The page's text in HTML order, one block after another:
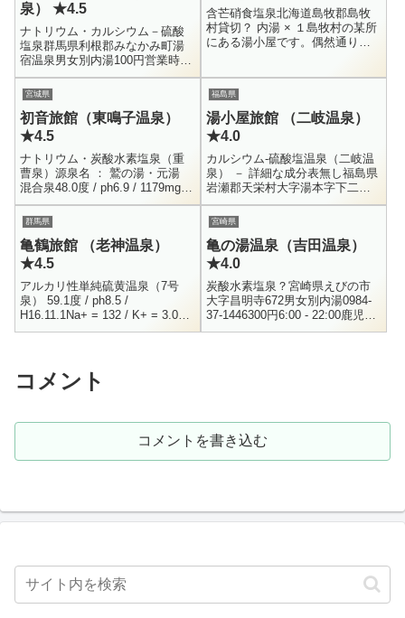
泉） ★4.5
ナトリウム・カルシウム－硫酸
塩泉群馬県利根郡みなかみ町湯
宿温泉男女別内湯100円営業時間
不定期（鍵が開いていれば入れ
る）湯宿温泉に4箇所ある共同浴
場のひとつです。湯宿温泉のメ
イン...
含芒硝食塩泉北海道島牧郡島牧
村貸切？ 内湯 × １島牧村の某所
にある湯小屋です。偶然通りが
た、...
宮城県
初音旅館（東鳴子温泉）
★4.5
ナトリウム・炭酸水素塩泉（重
曹泉）源泉名 ： 鷲の湯・元湯
混合泉48.0度 / ph6.9 / 1179mg宮
城県玉造郡鳴子町御殿湯駅前混
浴内湯 ・ 貸切内湯0229-83-21...
福島県
湯小屋旅館 （二岐温泉）
★4.0
カルシウム-硫酸塩温泉（二岐温
泉） － 詳細な成分表無し福島県
岩瀬郡天栄村大字湯本字下二俣
22-70248-84-2210男女別内湯500
円10:00 - 16:00（平日休業）温...
群馬県
亀鶴旅館 （老神温泉）
★4.5
アルカリ性単純硫黄温泉（7号
泉） 59.1度 / ph8.5 /
H16.11.1Na+ = 132 / K+ = 3.03 /
Mg++ = 0.4 / Ca++ = 23Cl-...
宮崎県
亀の湯温泉（吉田温泉）
★4.0
炭酸水素塩泉？宮崎県えびの市
大字昌明寺672男女別内湯0984-
37-1446300円6:00 - 22:00鹿児島
や熊本との県境ほど近くにある
コメント
コメントを書き込む